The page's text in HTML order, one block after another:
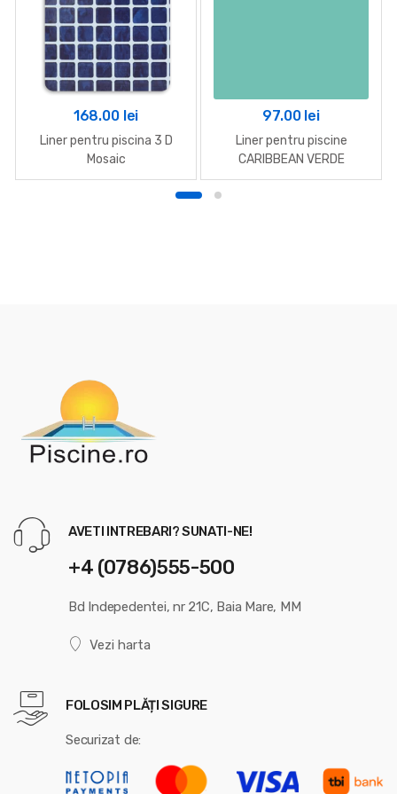
168.00 lei
Liner pentru piscina 3 D
Mosaic
97.00 lei
Liner pentru piscine
CARIBBEAN VERDE
AVETI INTREBARI? SUNATI-NE!
+4 (0786)555-500
Bd Indepedentei, nr 21C, Baia Mare, MM
Vezi harta
FOLOSIM PLĂȚI SIGURE
Securizat de: